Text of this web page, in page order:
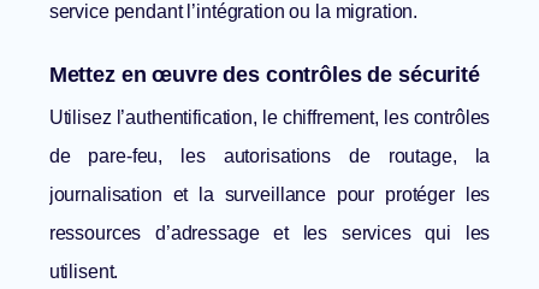
service pendant l’intégration ou la migration.
Mettez en œuvre des contrôles de sécurité
Utilisez l’authentification, le chiffrement, les contrôles
de pare-feu, les autorisations de routage, la
journalisation et la surveillance pour protéger les
ressources d’adressage et les services qui les
utilisent.